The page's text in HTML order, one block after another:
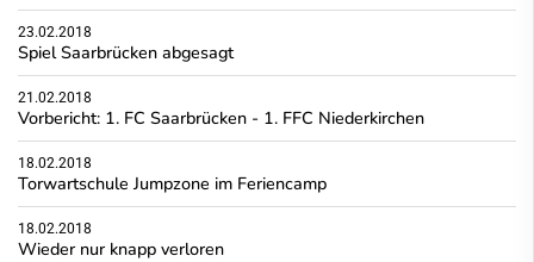
23.02.2018
Spiel Saarbrücken abgesagt
21.02.2018
Vorbericht: 1. FC Saarbrücken - 1. FFC Niederkirchen
18.02.2018
Torwartschule Jumpzone im Feriencamp
18.02.2018
Wieder nur knapp verloren